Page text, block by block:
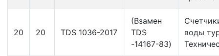
20 20 TDS 1036-2017
(Взамен
TDS
-14167-83)
воды